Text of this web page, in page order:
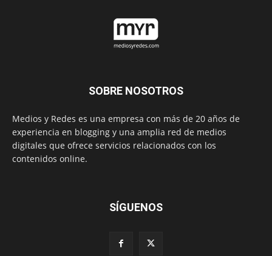
SOBRE NOSOTROS
Medios y Redes es una empresa con más de 20 años de
experiencia en blogging y una amplia red de medios
digitales que ofrece servicios relacionados con los
contenidos online.
SÍGUENOS